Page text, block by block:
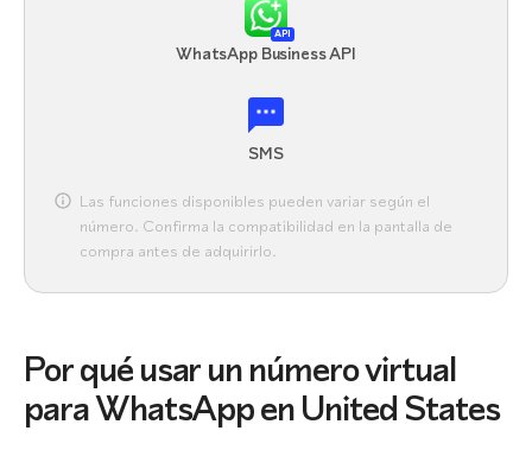
API
WhatsApp Business API
SMS
Las funciones disponibles pueden variar según el
número. Confirma la compatibilidad en la pantalla de
compra antes de adquirirlo.
Por qué usar un número virtual
para WhatsApp en United States